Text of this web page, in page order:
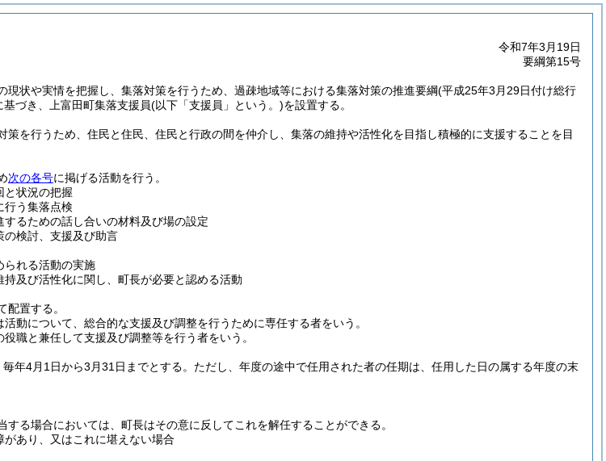
令和7年3月19日
要綱第15号
現状や実情を把握し、集落対策を行うため、過疎地域等における集落対策の推進要綱(平成25年3月29日付け総行
基づき、上富田町集落支援員(以下「支援員」という。)を設置する。
策を行うため、住民と住民、住民と行政の間を仲介し、集落の維持や活性化を目指し積極的に支援することを目
次の各号に掲げる活動を行う。
と状況の把握
行う集落点検
るための話し合いの材料及び場の設定
の検討、支援及び助言
られる活動の実施
及び活性化に関し、町長が必要と認める活動
配置する。
動について、総合的な支援及び調整を行うために専任する者をいう。
職と兼任して支援及び調整等を行う者をいう。
年4月1日から3月31日までとする。 ただし、年度の途中で任用された者の任期は、任用した日の属する年度の末
する場合においては、町長はその意に反してこれを解任することができる。
あり、又はこれに堪えない場合